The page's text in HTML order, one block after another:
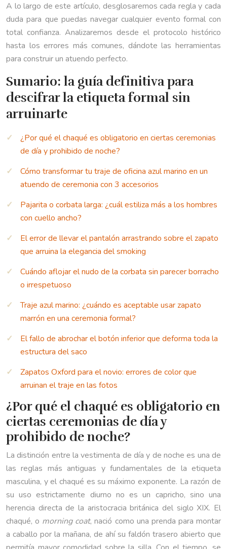
A lo largo de este artículo, desglosaremos cada regla y cada
duda para que puedas navegar cualquier evento formal con
total confianza. Analizaremos desde el protocolo histórico
hasta los errores más comunes, dándote las herramientas
para construir un atuendo perfecto.
Sumario: la guía definitiva para
descifrar la etiqueta formal sin
arruinarte
¿Por qué el chaqué es obligatorio en ciertas ceremonias
de día y prohibido de noche?
Cómo transformar tu traje de oficina azul marino en un
atuendo de ceremonia con 3 accesorios
Pajarita o corbata larga: ¿cuál estiliza más a los hombres
con cuello ancho?
El error de llevar el pantalón arrastrando sobre el zapato
que arruina la elegancia del smoking
Cuándo aflojar el nudo de la corbata sin parecer borracho
o irrespetuoso
Traje azul marino: ¿cuándo es aceptable usar zapato
marrón en una ceremonia formal?
El fallo de abrochar el botón inferior que deforma toda la
estructura del saco
Zapatos Oxford para el novio: errores de color que
arruinan el traje en las fotos
¿Por qué el chaqué es obligatorio en
ciertas ceremonias de día y
prohibido de noche?
La distinción entre la vestimenta de día y de noche es una de
las reglas más antiguas y fundamentales de la etiqueta
masculina, y el chaqué es su máximo exponente. La razón de
su uso estrictamente diurno no es un capricho, sino una
herencia directa de la aristocracia británica del siglo XIX. El
chaqué, o morning coat, nació como una prenda para montar
a caballo por la mañana, de ahí su faldón trasero abierto que